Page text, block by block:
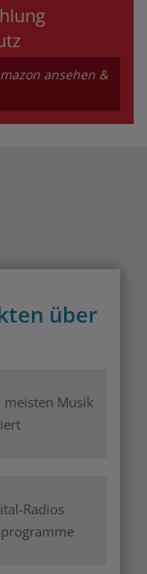
ansehen &
über
Musik
Radios